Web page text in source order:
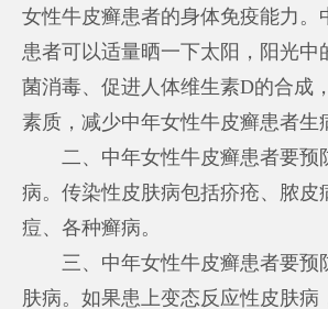
女性牛皮癣患者的身体免疫能力。
患者可以适量晒一下太阳，阳光中
菌消毒、促进人体维生素D的合成
素质，减少中年女性牛皮癣患者生
二、中年女性牛皮癣患者要预
病。传染性皮肤病包括疥疮、脓皮
痘、各种癣病。
三、中年女性牛皮癣患者要预
肤病。如果患上变态反应性皮肤病